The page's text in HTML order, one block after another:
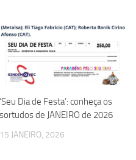
‘Seu Dia de Festa’: conheça os
sortudos de JANEIRO de 2026
15 JANEIRO, 2026